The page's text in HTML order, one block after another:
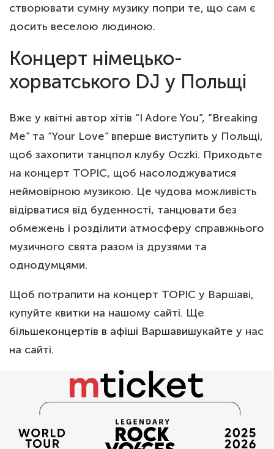
створювати сумну музику попри те, що сам є
досить веселою людиною.
Концерт німецько-
хорватського DJ у Польщі
Вже у квітні автор хітів “I Adore You”, “Breaking
Me” та “Your Love” вперше виступить у Польщі,
щоб захопити танцпол клубу Oczki. Приходьте
на концерт TOPIC, щоб насолоджуватися
неймовірною музикою. Це чудова можливість
відірватися від буденності, танцювати без
обмежень і розділити атмосферу справжнього
музичного свята разом із друзями та
однодумцями.
Щоб потрапити на концерт TOPIC у Варшаві,
купуйте квитки на нашому сайті. Ще
більшеконцертів в афіші Варшавишукайте у нас
на сайті.